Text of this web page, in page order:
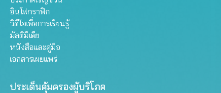
อินโฟกราฟิก
วิดีโอเพื่อการเรียนรู้
มัลติมีเดีย
หนังสือและคู่มือ
เอกสารเผยแพร่
ประเด็นคุ้มครองผู้บริโภค